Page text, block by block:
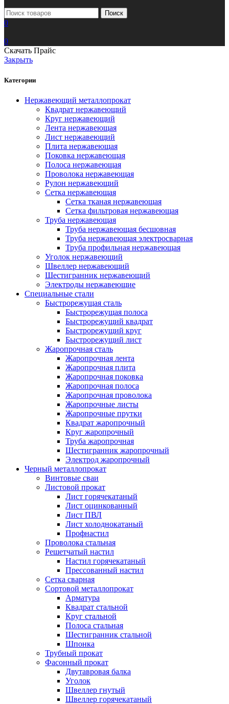
Поиск
0
0
Скачать Прайс
Закрыть
Категории
Нержавеющий металлопрокат
Квадрат нержавеющий
Круг нержавеющий
Лента нержавеющая
Лист нержавеющий
Плита нержавеющая
Поковка нержавеющая
Полоса нержавеющая
Проволока нержавеющая
Рулон нержавеющий
Сетка нержавеющая
Сетка тканая нержавеющая
Сетка фильтровая нержавеющая
Труба нержавеющая
Труба нержавеющая бесшовная
Труба нержавеющая электросварная
Труба профильная нержавеющая
Уголок нержавеющий
Швеллер нержавеющий
Шестигранник нержавеющий
Электроды нержавеющие
Специальные стали
Быстрорежущая сталь
Быстрорежущая полоса
Быстрорежущий квадрат
Быстрорежущий круг
Быстрорежущий лист
Жаропрочная сталь
Жаропрочная лента
Жаропрочная плита
Жаропрочная поковка
Жаропрочная полоса
Жаропрочная проволока
Жаропрочные листы
Жаропрочные прутки
Квадрат жаропрочный
Круг жаропрочный
Труба жаропрочная
Шестигранник жаропрочный
Электрод жаропрочный
Черный металлопрокат
Винтовые сваи
Листовой прокат
Лист горячекатаный
Лист оцинкованный
Лист ПВЛ
Лист холоднокатаный
Профнастил
Проволока стальная
Решетчатый настил
Настил горячекатаный
Прессованный настил
Сетка сварная
Сортовой металлопрокат
Арматура
Квадрат стальной
Круг стальной
Полоса стальная
Шестигранник стальной
Шпонка
Трубный прокат
Фасонный прокат
Двутавровая балка
Уголок
Швеллер гнутый
Швеллер горячекатаный